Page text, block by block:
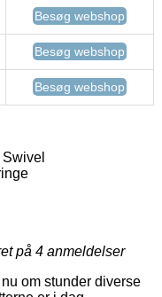
Besøg webshop
Besøg webshop
Besøg webshop
på 4 anmeldelser
om stunder diverse